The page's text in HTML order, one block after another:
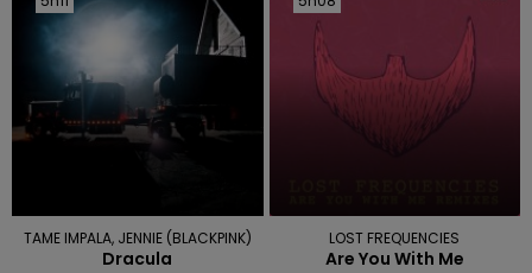
TAME IMPALA, JENNIE (BLACKPINK)
Dracula
LOST FREQUENCIES
Are You With Me